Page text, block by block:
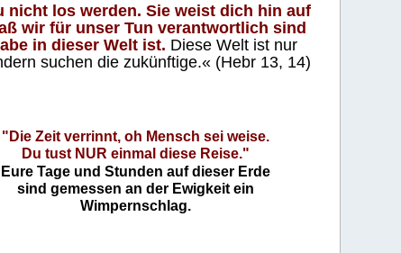
nicht los werden. Sie weist dich hin auf
wir für unser Tun verantwortlich sind
in dieser Welt ist. Diese Welt ist nur
suchen die zukünftige.« (Hebr 13, 14)
"Die Zeit verrinnt, oh Mensch sei weise.
Du tust NUR einmal diese Reise."
Eure Tage und Stunden auf dieser Erde
sind gemessen an der Ewigkeit ein
Wimpernschlag.